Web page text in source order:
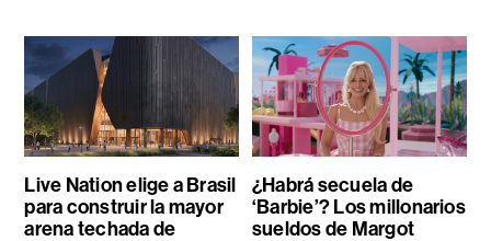
Live Nation elige a Brasil
para construir la mayor
arena techada de
¿Habrá secuela de
‘Barbie’? Los millonarios
sueldos de Margot